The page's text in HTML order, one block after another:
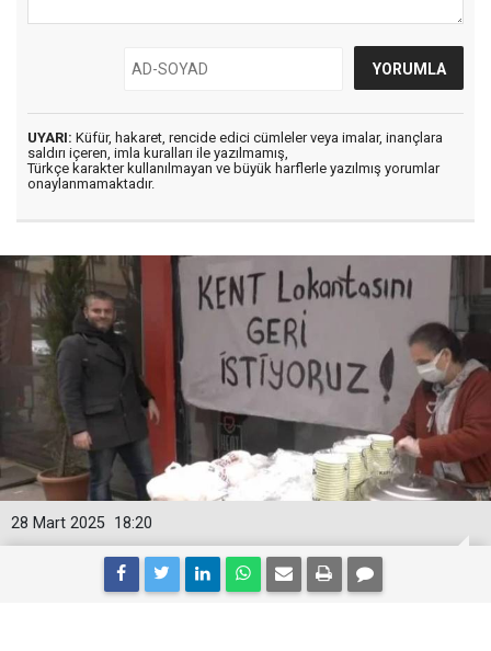
UYARI: Küfür, hakaret, rencide edici cümleler veya imalar, inançlara
saldırı içeren, imla kuralları ile yazılmamış,
Türkçe karakter kullanılmayan ve büyük harflerle yazılmış yorumlar
onaylanmamaktadır.
18:20
28 Mart 2025